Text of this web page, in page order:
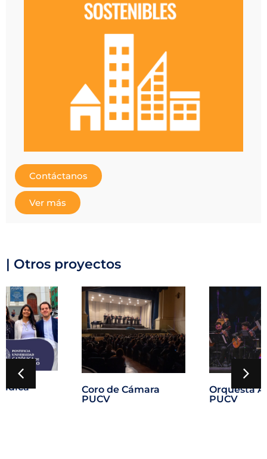
Contáctanos
Ver más
| Otros proyectos
Coro de Cámara
PUCV
Orquesta
PUCV